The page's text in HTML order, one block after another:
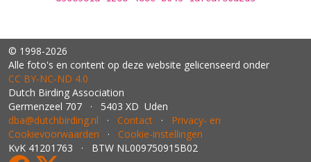
© 1998-2026
Alle foto's en content op deze website gelicenseerd onder
CC BY‑NC‑ND 4.0
Dutch Birding Association
Germenzeel 707 · 5403 XD Uden
dba@dutchbirding.nl · Contact · Privacy- en
Cookievoorwaarden · Cookie-instellingen
KvK 41201763 · BTW NL009750915B02